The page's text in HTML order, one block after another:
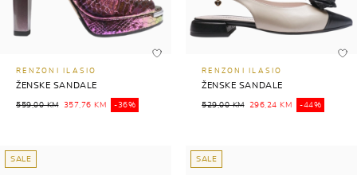
RENZONI ILASIO
ŽENSKE SANDALE
559,00 KM 357,76 KM -36%
RENZONI ILASIO
ŽENSKE SANDALE
529,00 KM 296,24 KM -44%
SALE SALE